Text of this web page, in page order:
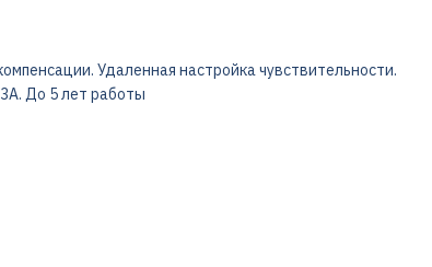
Удаленная настройка чувствительности.
До 5 лет работы